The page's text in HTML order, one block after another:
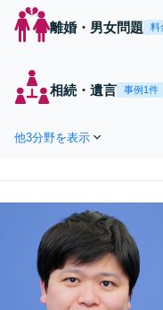
離婚・男女問題 料
相続・遺言 事例1件
他3分野を表示